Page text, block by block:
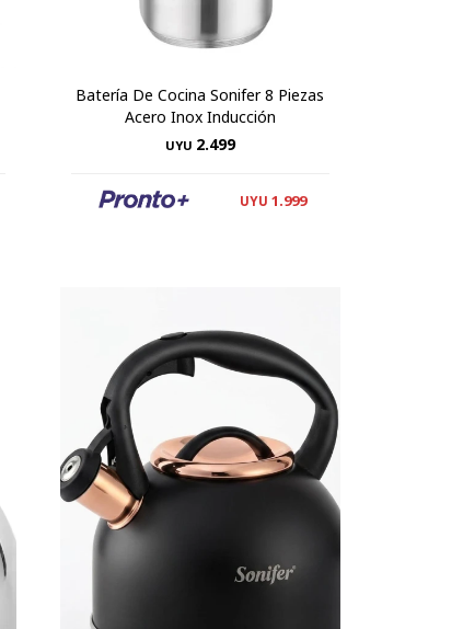
Batería De Cocina Sonifer 8 Piezas
Acero Inox Inducción
UYU 2.499
UYU 1.999